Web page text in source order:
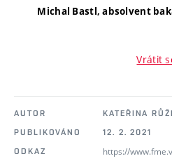
Michal Bastl, absolvent
Vrátit
AUTOR
KATEŘINA
PUBLIKOVÁNO
12. 2. 2021
ODKAZ
https://